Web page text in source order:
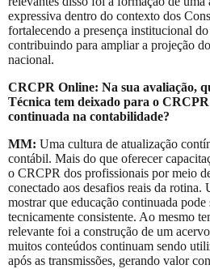
expressiva dentro do contexto dos
fortalecendo a presença institucional
contribuindo para ampliar a projeção
nacional.
CRCPR Online: Na sua avaliação,
Técnica tem deixado para o
continuada na contabilidade?
MM: Uma cultura de atualização
contábil. Mais do que oferecer
o CRCPR dos profissionais por meio
conectado aos desafios reais da
mostrar que educação continuada
tecnicamente consistente. Ao mesmo
relevante foi a construção de um
muitos conteúdos continuam sendo
após as transmissões, gerando valor